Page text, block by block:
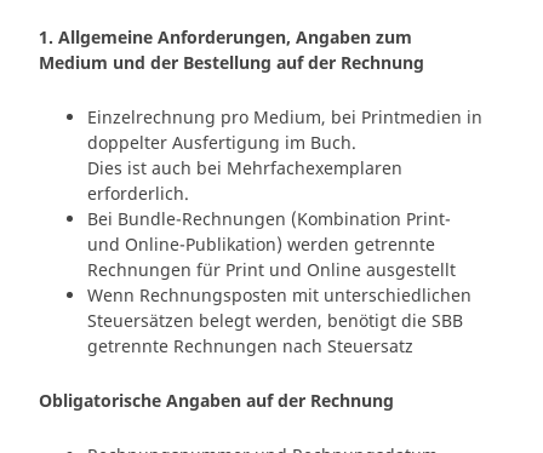
1. Allgemeine Anforderungen, Angaben zum
Medium und der Bestellung auf der Rechnung
Einzelrechnung pro Medium, bei Printmedien in
doppelter Ausfertigung im Buch.
Dies ist auch bei Mehrfachexemplaren
erforderlich.
Bei Bundle-Rechnungen (Kombination Print-
und Online-Publikation) werden getrennte
Rechnungen für Print und Online ausgestellt
Wenn Rechnungsposten mit unterschiedlichen
Steuersätzen belegt werden, benötigt die SBB
getrennte Rechnungen nach Steuersatz
Obligatorische Angaben auf der Rechnung